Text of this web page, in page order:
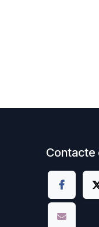
Contacte